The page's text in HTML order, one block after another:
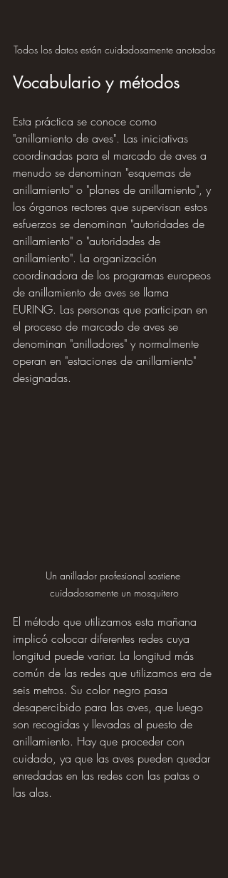
Todos los datos están cuidadosamente anotados
Vocabulario y métodos
Esta práctica se conoce como
"anillamiento de aves". Las iniciativas
coordinadas para el marcado de aves a
menudo se denominan "esquemas de
anillamiento" o "planes de anillamiento", y
los órganos rectores que supervisan estos
esfuerzos se denominan "autoridades de
anillamiento" o "autoridades de
anillamiento". La organización
coordinadora de los programas europeos
de anillamiento de aves se llama
EURING. Las personas que participan en
el proceso de marcado de aves se
denominan "anilladores" y normalmente
operan en "estaciones de anillamiento"
designadas.
Un anillador profesional sostiene
cuidadosamente un mosquitero
El método que utilizamos esta mañana
implicó colocar diferentes redes cuya
longitud puede variar. La longitud más
común de las redes que utilizamos era de
seis metros. Su color negro pasa
desapercibido para las aves, que luego
son recogidas y llevadas al puesto de
anillamiento. Hay que proceder con
cuidado, ya que las aves pueden quedar
enredadas en las redes con las patas o
las alas.